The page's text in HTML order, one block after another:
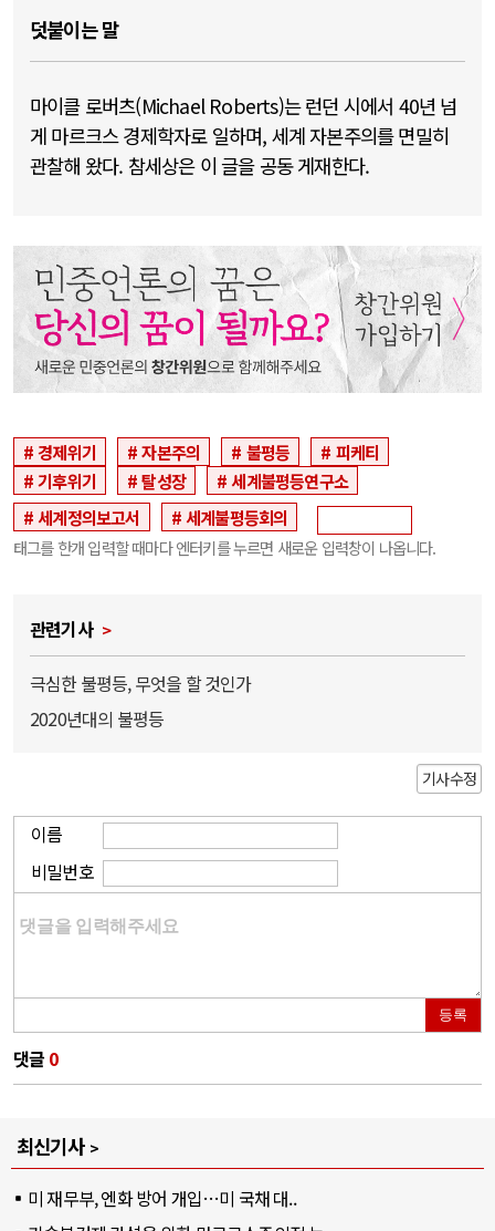
덧붙이는 말
마이클 로버츠(Michael Roberts)는 런던 시에서 40년 넘
게 마르크스 경제학자로 일하며, 세계 자본주의를 면밀히
관찰해 왔다. 참세상은 이 글을 공동 게재한다.
경제위기 자본주의 불평등
피케티
기후위기
탈성장
세계불평등연구소
세계정의보고서
세계불평등회의
태그를 한개 입력할 때마다 엔터키를 누르면 새로운 입력창이 나옵니다.
관련기사
극심한 불평등, 무엇을 할 것인가
2020년대의 불평등
기사수정
이름
비밀번호
등록
댓글 0
최신기사
미 재무부, 엔화 방어 개입…미 국채 대..